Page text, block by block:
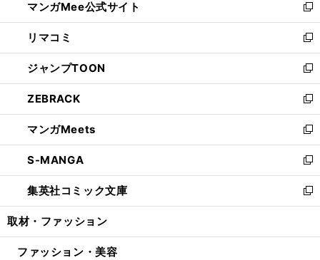
く
ド
ウ
で
開
く
ィ
ン
ド
ウ
で
開
く
い
ウ
ィ
ン
ド
ウ
で
開
く
マンガMee公式サイト
新
し
い
ウ
ィ
ン
ド
ウ
で
開
く
リマコミ
新
し
い
ウ
ィ
ン
ド
ウ
で
開
く
ジャンプTOON
新
し
い
ウ
ィ
ン
ド
ウ
で
開
ZEBRACK
新
し
い
ウ
ィ
ン
ド
ウ
開
マンガMeets
新
し
い
ウ
ィ
ン
ウ
S-MANGA
新
し
い
ウ
ン
集英社コミック文庫
新
し
ウ
取材・ファッション
ファッション・美容